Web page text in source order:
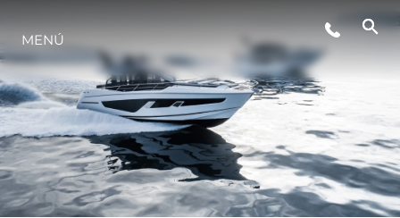
ESTILO DE VIDA
INNOVACIÓN
¿QUIÉNES SOMOS?
MENÚ